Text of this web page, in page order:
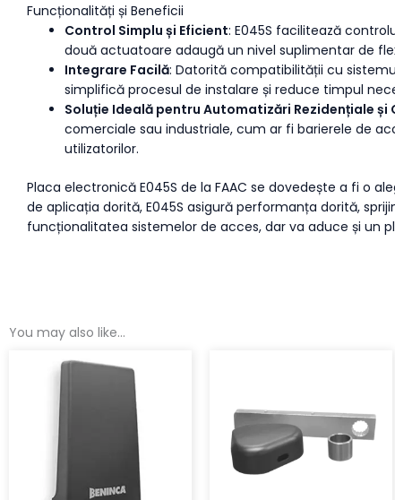
Funcționalități și Beneficii
Control Simplu și Eficient: E045S facilitează
două actuatoare adaugă un nivel suplimentar de
Integrare Facilă: Datorită compatibilității cu
simplifică procesul de instalare și reduce timpul
Soluție Ideală pentru Automatizări Rezidențiale și
comerciale sau industriale, cum ar fi barierele de
utilizatorilor.
Placa electronică E045S de la FAAC se dovedește a fi o
de aplicația dorită, E045S asigură performanța dorită,
funcționalitatea sistemelor de acces, dar va aduce și un
You may also like…